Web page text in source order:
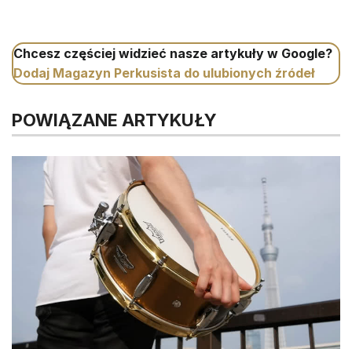
Chcesz częściej widzieć nasze artykuły w Google?
Dodaj Magazyn Perkusista do ulubionych źródeł
POWIĄZANE ARTYKUŁY